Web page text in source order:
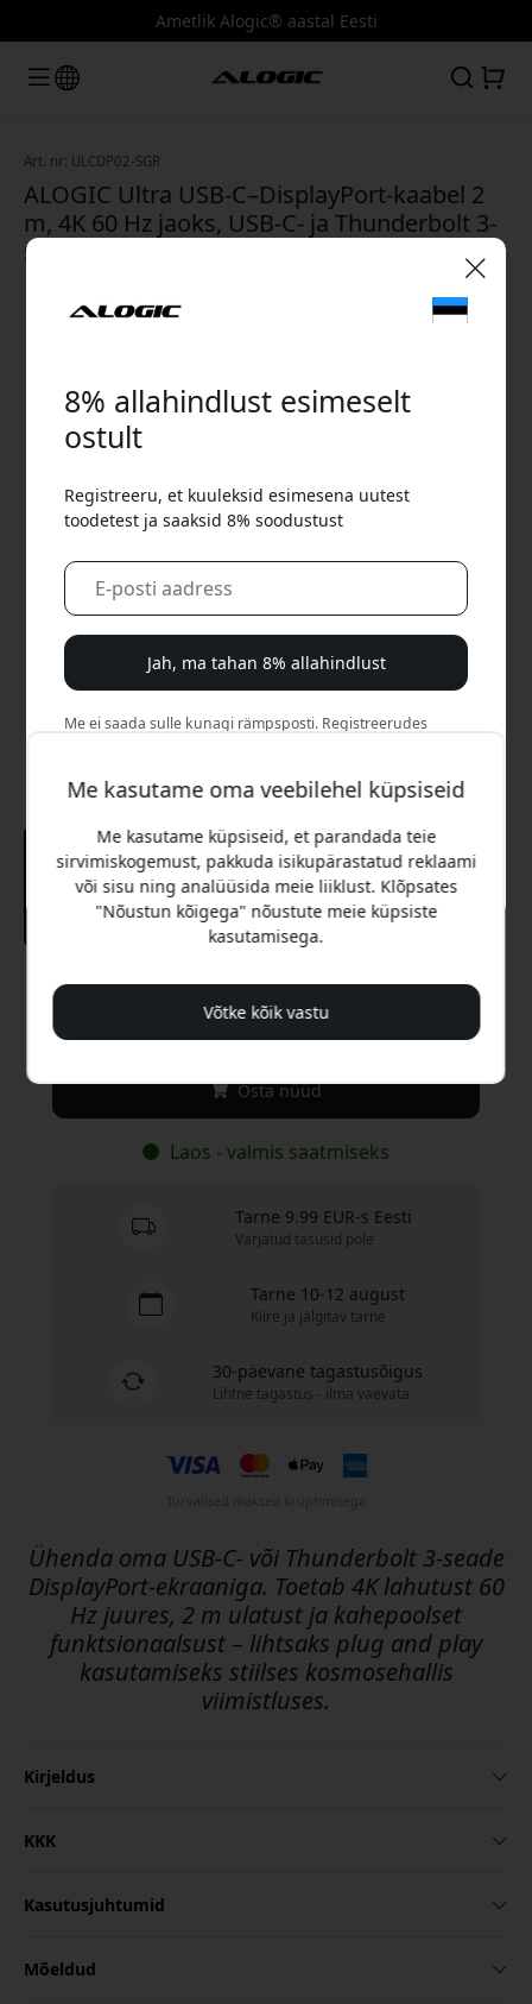
Ametlik Alogic® aastal Eesti
Art. nr: ULCDP02-SGR
ALOGIC Ultra USB-C–DisplayPort-kaabel 2
m, 4K 60 Hz jaoks, USB-C- ja Thunderbolt 3-
seadmetele - Kosmosehall
Soovitatav hind
44.99 EUR
Osta nüüd
Laos - valmis saatmiseks
Tarne 9.99 EUR-s Eesti
Varjatud tasusid pole
Tarne 10-12 august
Kiire ja jälgitav tarne
30-päevane tagastusõigus
Lihtne tagastus - ilma vaevata
Ühenda oma USB-C- või Thunderbolt 3-seade
DisplayPort-ekraaniga. Toetab 4K lahutust 60
Hz juures, 2 m ulatust ja kahepoolset
funktsionaalsust – lihtsaks plug and play
kasutamiseks stiilses kosmosehallis
viimistluses.
Kirjeldus
KKK
Kasutusjuhtumid
Mõeldud
Me kasutame oma veebilehel küpsiseid
Me kasutame küpsiseid, et parandada teie
sirvimiskogemust, pakkuda isikupärastatud reklaami
või sisu ning analüüsida meie liiklust. Klõpsates
"Nõustun kõigega" nõustute meie küpsiste
kasutamisega.
Võtke kõik vastu
8% allahindlust esimeselt
ostult
Registreeru, et kuuleksid esimesena uutest
toodetest ja saaksid 8% soodustust
Jah, ma tahan 8% allahindlust
Me ei saada sulle kunagi rämpsposti. Registreerudes
Ei, ma eelistaksin täishinda maksta.
🎉 Sinu sooduskood:
Kasuta seda koodi kassas, et saada 8%
allahindlust.